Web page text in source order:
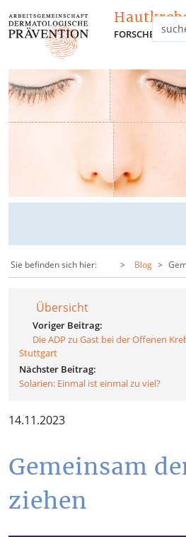
FORSCHEN -
Sie befinden sich hier: Blog
Übersicht
Voriger Beitrag:
Die ADP zu Gast bei der Offenen
Stuttgart
Nächster Beitrag:
Solarien: Einmal ist einmal zu viel?
14.11.2023
Gemeinsam
ziehen